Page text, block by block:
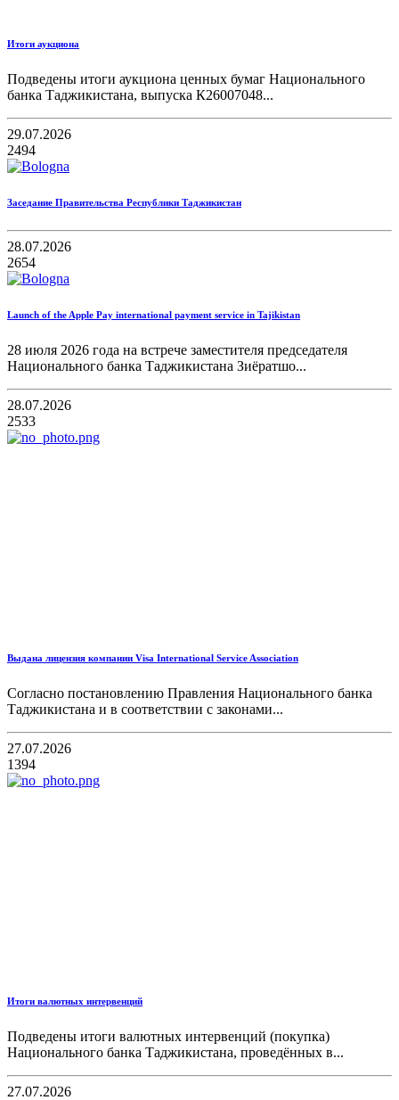
Итоги аукциона
Подведены итоги аукциона ценных бумаг Национального
банка Таджикистана, выпуска К26007048...
29.07.2026
2494
Заседание Правительства Республики Таджикистан
28.07.2026
2654
Launch of the Apple Pay international payment service in Tajikistan
28 июля 2026 года на встрече заместителя председателя
Национального банка Таджикистана Зиёратшо...
28.07.2026
2533
Выдана лицензия компании Visa International Service Association
Согласно постановлению Правления Национального банка
Таджикистана и в соответствии с законами...
27.07.2026
1394
Итоги валютных интервенций
Подведены итоги валютных интервенций (покупка)
Национального банка Таджикистана, проведённых в...
27.07.2026